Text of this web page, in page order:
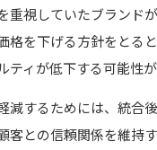
重視していたブランド
格を下げる方針をとる
ティが低下する可能性が
減するためには、統合
客との信頼関係を維持